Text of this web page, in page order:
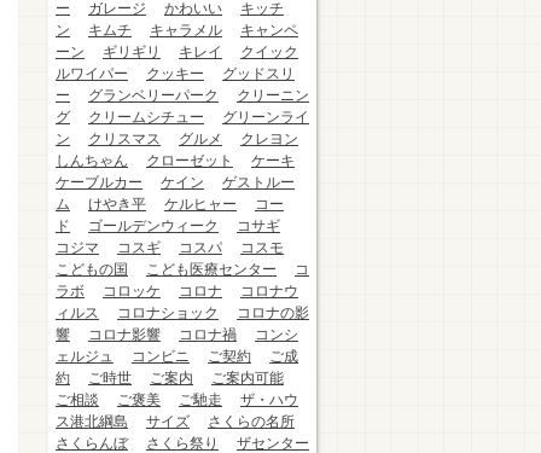
ー
ガレージ かわいい
キッチ
ン
キムチ キャラメル
キャンペ
ーン
ギリギリ キレイ
クイック
ルワイパー
クッキー
グッドスリ
ー
グランベリーパーク
クリーニン
グ
クリームシチュー
グリーンライ
ン
クリスマス グルメ
クレヨン
しんちゃん
クローゼット
ケーキ
ケーブルカー
ケイン
ゲストルー
ム
けやき平 ケルヒャー
コー
ド
ゴールデンウィーク
コサギ
コジマ
コスギ コスパ
コスモ
こどもの国
こども医療センター
コ
ラボ
コロッケ コロナ
コロナウ
ィルス
コロナショック
コロナの影
響
コロナ影響 コロナ禍
コンシ
ェルジュ
コンビニ ご契約
ご成
約
ご時世 ご案内
ご案内可能
ご相談
ご褒美 ご馳走
ザ・ハウ
ス港北綱島
サイズ
さくらの名所
さくらんぼ
さくら祭り
ザセンター